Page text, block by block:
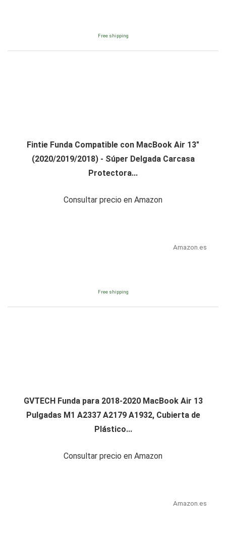
Free shipping
Fintie Funda Compatible con MacBook Air 13"
(2020/2019/2018) - Súper Delgada Carcasa
Protectora...
Consultar precio en Amazon
Amazon.es
Free shipping
GVTECH Funda para 2018-2020 MacBook Air 13
Pulgadas M1 A2337 A2179 A1932, Cubierta de
Plástico...
Consultar precio en Amazon
Amazon.es